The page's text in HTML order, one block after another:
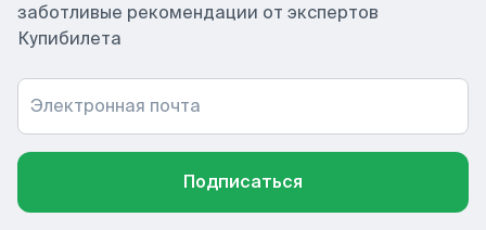
заботливые рекомендации от экспертов
Купибилета
Электронная почта
Подписаться